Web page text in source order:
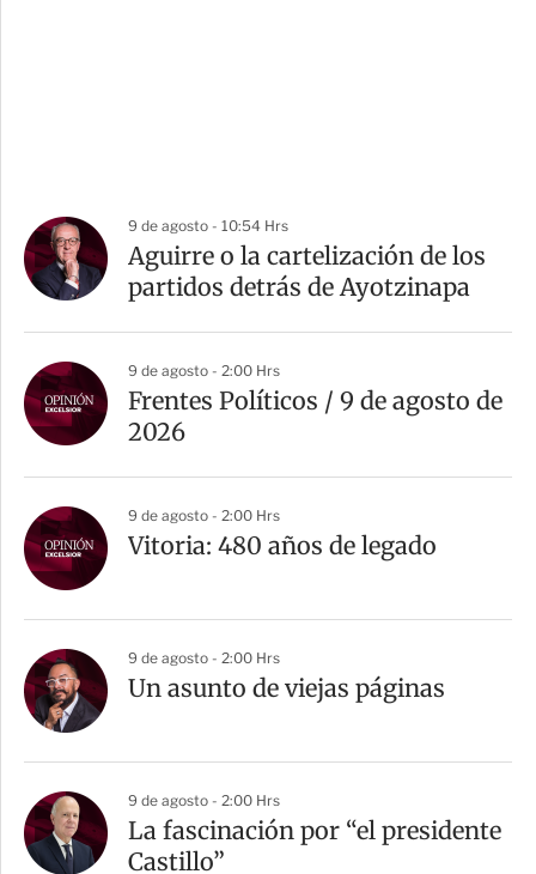
9 de agosto - 10:54 Hrs
Aguirre o la cartelización de los
partidos detrás de Ayotzinapa
9 de agosto - 2:00 Hrs
Frentes Políticos / 9 de agosto de
2026
9 de agosto - 2:00 Hrs
Vitoria: 480 años de legado
9 de agosto - 2:00 Hrs
Un asunto de viejas páginas
9 de agosto - 2:00 Hrs
La fascinación por “el presidente
Castillo”